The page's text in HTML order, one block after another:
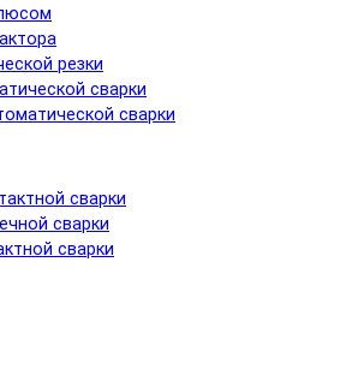
резки
сварки
сварки
сварки
сварки
сварки